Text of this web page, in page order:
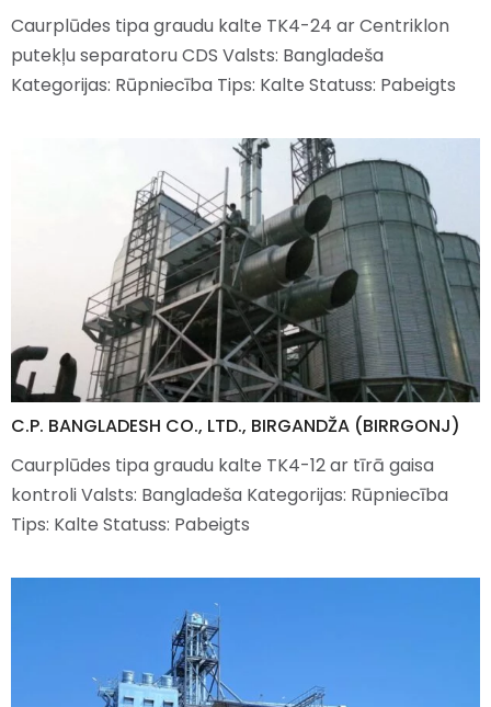
Caurplūdes tipa graudu kalte TK4-24 ar Centriklon
putekļu separatoru CDS Valsts: Bangladeša
Kategorijas: Rūpniecība Tips: Kalte Statuss: Pabeigts
C.P. BANGLADESH CO., LTD., BIRGANDŽA (BIRRGONJ)
Caurplūdes tipa graudu kalte TK4-12 ar tīrā gaisa
kontroli Valsts: Bangladeša Kategorijas: Rūpniecība
Tips: Kalte Statuss: Pabeigts